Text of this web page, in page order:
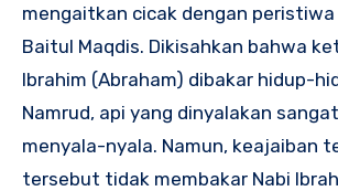
mengaitkan cicak dengan peristiwa
Baitul Maqdis. Dikisahkan bahwa
Ibrahim (Abraham) dibakar hidup-
Namrud, api yang dinyalakan
menyala-nyala. Namun, keajaiban
tersebut tidak membakar Nabi